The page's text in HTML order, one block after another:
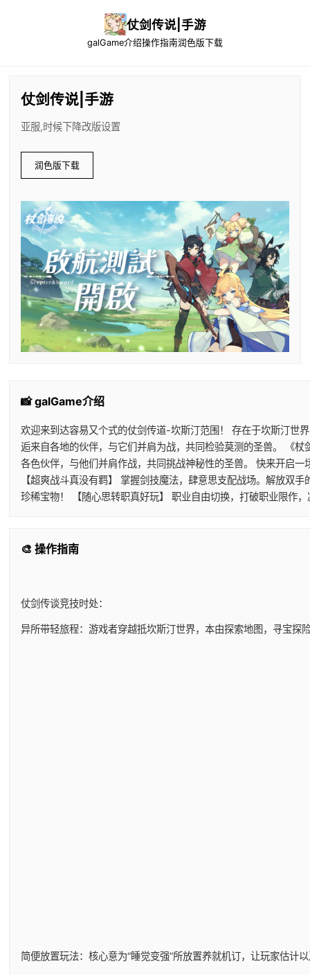
仗剑传说|手游
galGame介绍操作指南润色版下载
仗剑传说|手游
亚服,时候下降改版设置
润色版下载
📸 galGame介绍
欢迎来到达容易又个式的仗剑传道-坎斯汀范围！ 存在于坎斯汀世
逅来自各地的伙伴，与它们并肩为战，共同检验莫测的圣兽。 《
各色伙伴，与他们并肩作战，共同挑战神秘性的圣兽。 快来开启
【超爽战斗真没有羁】 掌握剑技魔法，肆意思支配战场。解放双
珍稀宝物！ 【随心思转职真好玩】 职业自由切换，打破职业限作
🎨 操作指南
仗剑传谈竞技时处：
异所带轻旅程：游戏者穿越抵坎斯汀世界，本由探索地图，寻宝探
简便放置玩法：核心意为“睡觉变强”所放置养就机订，让玩家估计